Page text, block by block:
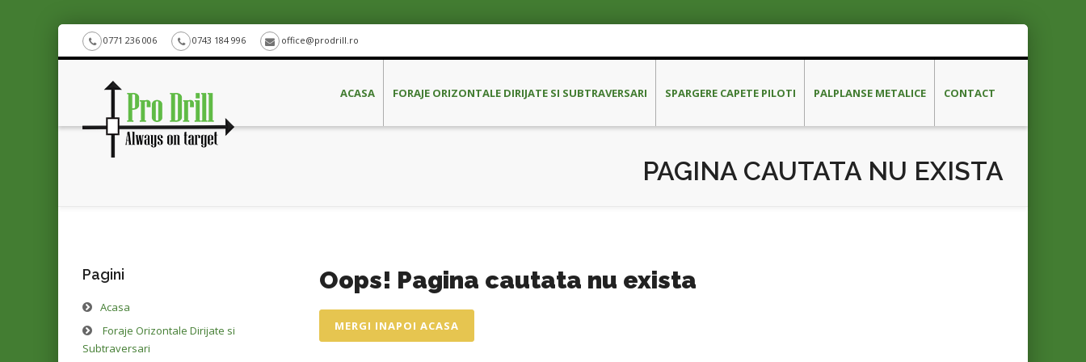
0771 236 006 0743 184 996 office@prodrill.ro
ACASA FORAJE ORIZONTALE DIRIJATE SI SUBTRAVERSARI SPARGERE CAPETE PILOTI PALPLANSE METALICE CONTACT
PAGINA CAUTATA NU EXISTA
Pagini
Acasa
Foraje Orizontale Dirijate si
Subtraversari
Oops! Pagina cautata nu exista
MERGI INAPOI ACASA